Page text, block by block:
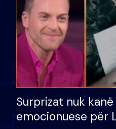
Surprizat nuk
emocionuese për